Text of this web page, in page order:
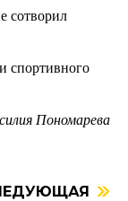
сотворил
спортивного
Пономарева